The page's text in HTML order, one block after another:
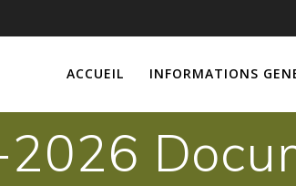
ACCUEIL INFORMATIONS